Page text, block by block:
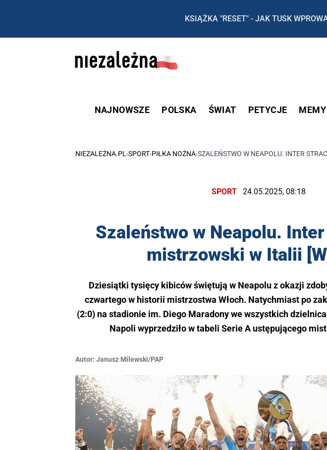
KSIĄŻKA "RESET" - JAK TUSK
NAJNOWSZE POLSKA ŚWIAT PETYCJE MEMY
NIEZALEŻNA.PL ›SPORT›PIŁKA NOŻNA›SZALEŃSTWO W NEAPOLU. INTER
SPORT 24.05.2025, 08:18
Szaleństwo w Neapolu. Inter
mistrzowski w Italii
Dziesiątki tysięcy kibiców świętują w Neapolu z okazji
czwartego w historii mistrzostwa Włoch. Natychmiast po
(2:0) na stadionie im. Diego Maradony we wszystkich
Napoli wyprzedziło w tabeli Serie A ustępującego
Autor: Janusz Milewski/PAP